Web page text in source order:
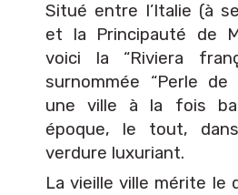
Situé entre l’Italie (à
et la Principauté de
voici la “Riviera
surnommée “Perle de
une ville à la fois
époque, le tout,
verdure luxuriant.
La vieille ville mérite le